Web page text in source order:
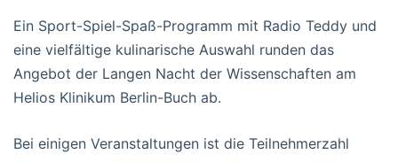
Ein Sport-Spiel-Spaß-Programm mit Radio Teddy und
eine vielfältige kulinarische Auswahl runden das
Angebot der Langen Nacht der Wissenschaften am
Helios Klinikum Berlin-Buch ab.
Bei einigen Veranstaltungen ist die Teilnehmerzahl